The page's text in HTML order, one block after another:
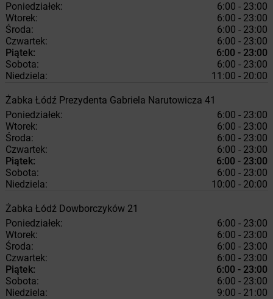
Poniedziałek:
6:00 - 23:00
Wtorek:
6:00 - 23:00
Środa:
6:00 - 23:00
Czwartek:
6:00 - 23:00
Piątek:
6:00 - 23:00
Sobota:
6:00 - 23:00
Niedziela:
11:00 - 20:00
Żabka Łódź Prezydenta Gabriela Narutowicza 41
Poniedziałek:
6:00 - 23:00
Wtorek:
6:00 - 23:00
Środa:
6:00 - 23:00
Czwartek:
6:00 - 23:00
Piątek:
6:00 - 23:00
Sobota:
6:00 - 23:00
Niedziela:
10:00 - 20:00
Żabka Łódź Dowborczyków 21
Poniedziałek:
6:00 - 23:00
Wtorek:
6:00 - 23:00
Środa:
6:00 - 23:00
Czwartek:
6:00 - 23:00
Piątek:
6:00 - 23:00
Sobota:
6:00 - 23:00
Niedziela:
9:00 - 21:00